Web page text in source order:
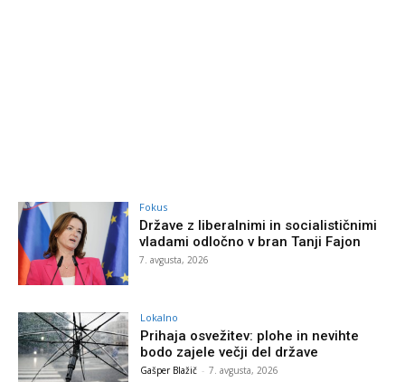
Fokus
Države z liberalnimi in socialističnimi
vladami odločno v bran Tanji Fajon
7. avgusta, 2026
Lokalno
Prihaja osvežitev: plohe in nevihte
bodo zajele večji del države
Gašper Blažič - 7. avgusta, 2026